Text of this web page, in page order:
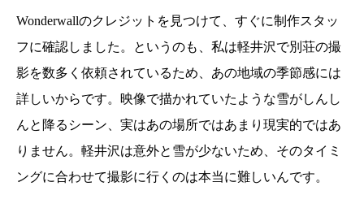
Wonderwallのクレジットを見つけて、すぐに制作スタッ
フに確認しました。というのも、私は軽井沢で別荘の撮
影を数多く依頼されているため、あの地域の季節感には
詳しいからです。映像で描かれていたような雪がしんし
んと降るシーン、実はあの場所ではあまり現実的ではあ
りません。軽井沢は意外と雪が少ないため、そのタイミ
ングに合わせて撮影に行くのは本当に難しいんです。